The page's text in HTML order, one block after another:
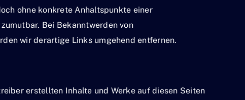
ohne konkrete Anhaltspunkte einer
Bei Bekanntwerden von
wir derartige Links umgehend entfernen.
erstellten Inhalte und Werke auf diesen Seiten